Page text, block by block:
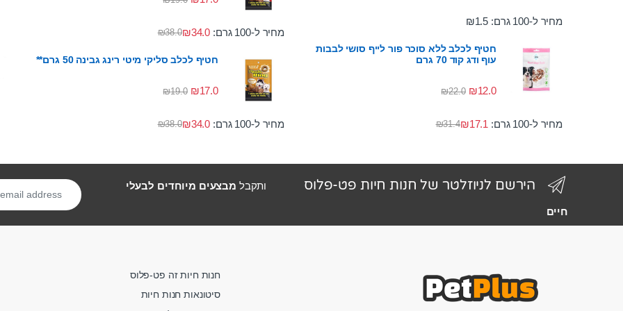
מחיר ל-100 גרם: ₪1.5
חטיף לכלב ללא סוכר פור לייף סושי לבבות
עוף ודג קוד 70 גרם
₪12.0
₪22.0
מחיר ל-100 גרם: ₪31.4₪17.1
מחיר ל-100 גרם: ₪38.0₪34.0
חטיף לכלב סליקי מיטי רינג גבינה 50 גרם**
₪17.0
₪19.0
מחיר ל-100 גרם: ₪38.0₪34.0
הירשם לניוזלטר של חנות חיות פט-פלוס ותקבל מבצעים מיוחדים לבעלי
חיים
חנות חיות זה פט-פלוס
סיטונאות חנות חיות